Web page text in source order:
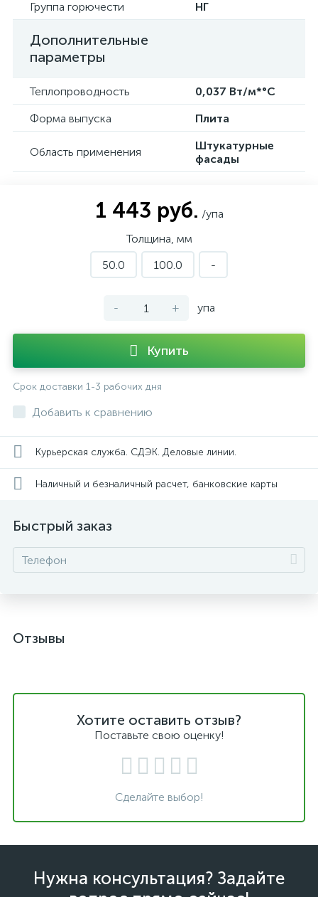
Группа горючести НГ
Дополнительные
параметры
Теплопроводность
0,037 Вт/м*°С
Форма выпуска
Плита
Область применения
Штукатурные
фасады
1 443 руб. /упа
Толщина, мм
50.0
100.0 -
- + упа
Купить
Срок доставки 1-3 рабочих дня
Добавить к сравнению
Курьерская служба. СДЭК. Деловые линии.
Наличный и безналичный расчет, банковские карты
Быстрый заказ
Отзывы
Хотите оставить отзыв?
Поставьте свою оценку!
Сделайте выбор!
Нужна консультация? Задайте